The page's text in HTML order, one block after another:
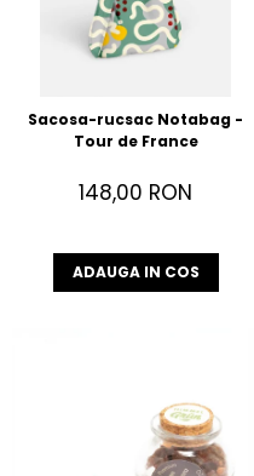
Sacosa-rucsac Notabag -
Tour de France
148,00 RON
ADAUGA IN COS